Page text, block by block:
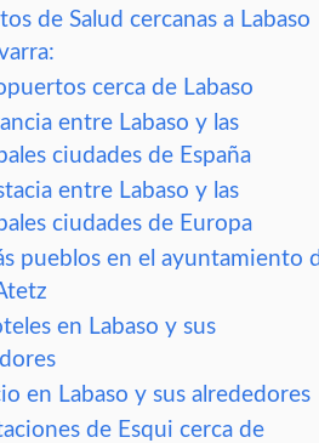
de Salud cercanas a Labaso
cerca de Labaso
entre Labaso y las
ciudades de España
entre Labaso y las
ciudades de Europa
pueblos en el ayuntamiento
en Labaso y sus
en Labaso y sus alrededores
de Esqui cerca de